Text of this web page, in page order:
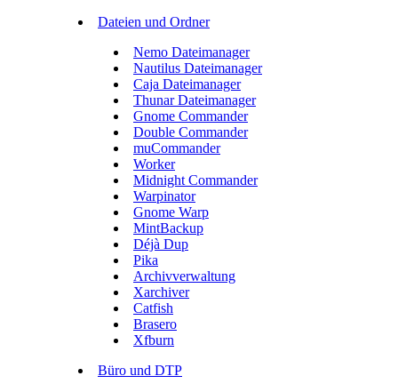
Dateien und Ordner
Nemo Dateimanager
Nautilus Dateimanager
Caja Dateimanager
Thunar Dateimanager
Gnome Commander
Double Commander
muCommander
Worker
Midnight Commander
Warpinator
Gnome Warp
MintBackup
Déjà Dup
Pika
Archivverwaltung
Xarchiver
Catfish
Brasero
Xfburn
Büro und DTP